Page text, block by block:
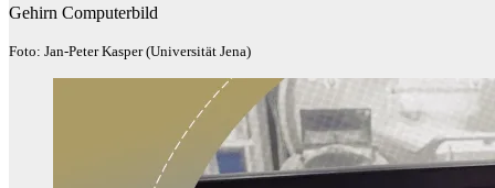
Gehirn Computerbild
Foto: Jan-Peter Kasper (Universität Jena)